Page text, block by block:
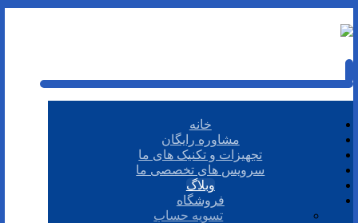
خانه
مشاوره رایگان
تجهیزات و تکنیک های ما
سرویس های تخصصی ما
وبلاگ
فروشگاه
تسویه حساب